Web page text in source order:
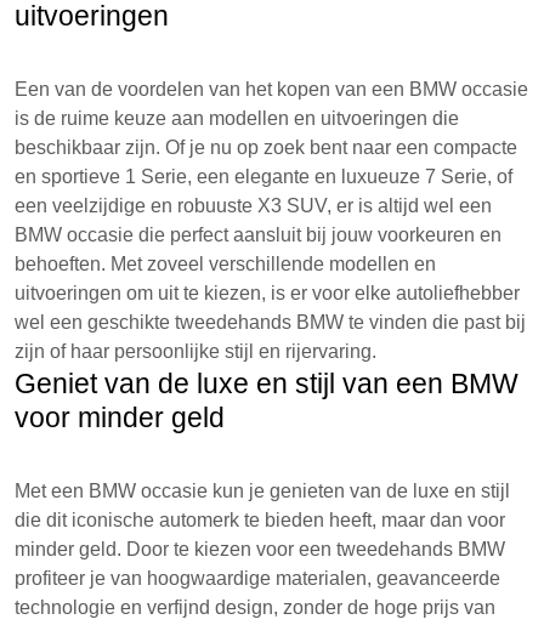
uitvoeringen
Een van de voordelen van het kopen van een BMW occasie
is de ruime keuze aan modellen en uitvoeringen die
beschikbaar zijn. Of je nu op zoek bent naar een compacte
en sportieve 1 Serie, een elegante en luxueuze 7 Serie, of
een veelzijdige en robuuste X3 SUV, er is altijd wel een
BMW occasie die perfect aansluit bij jouw voorkeuren en
behoeften. Met zoveel verschillende modellen en
uitvoeringen om uit te kiezen, is er voor elke autoliefhebber
wel een geschikte tweedehands BMW te vinden die past bij
zijn of haar persoonlijke stijl en rijervaring.
Geniet van de luxe en stijl van een BMW
voor minder geld
Met een BMW occasie kun je genieten van de luxe en stijl
die dit iconische automerk te bieden heeft, maar dan voor
minder geld. Door te kiezen voor een tweedehands BMW
profiteer je van hoogwaardige materialen, geavanceerde
technologie en verfijnd design, zonder de hoge prijs van